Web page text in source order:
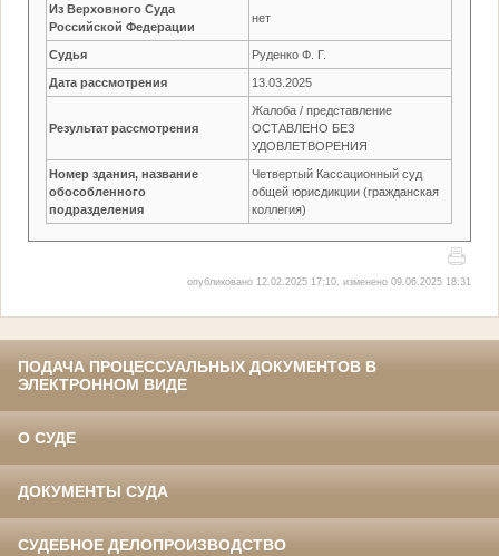
Из Верховного Суда
Российской Федерации
нет
Судья Руденко Ф. Г.
Дата рассмотрения 13.03.2025
Результат рассмотрения
Жалоба / представление
ОСТАВЛЕНО БЕЗ
УДОВЛЕТВОРЕНИЯ
Номер здания, название
обособленного
подразделения
Четвертый Кассационный суд
общей юрисдикции (гражданская
коллегия)
опубликовано 12.02.2025 17:10, изменено 09.06.2025 18:31
ПОДАЧА ПРОЦЕССУАЛЬНЫХ ДОКУМЕНТОВ В
ЭЛЕКТРОННОМ ВИДЕ
О СУДЕ
ДОКУМЕНТЫ СУДА
СУДЕБНОЕ ДЕЛОПРОИЗВОДСТВО